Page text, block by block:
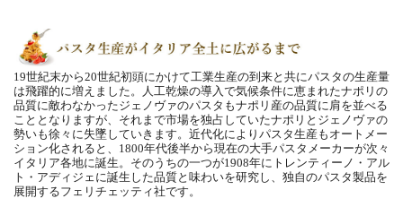
19世紀末から20世紀初頭にかけて工業生産の到来と共にパスタの生産量
は飛躍的に増えました。人工乾燥の導入で気候条件に恵まれたナポリの
品質に敵わなかったジェノヴァのパスタもナポリ産の品質に肩を並べる
こととなりますが、それまで市場を独占していたナポリとジェノヴァの
勢いも徐々に失墜していきます。近代化によりパスタ生産もオートメー
ション化されると、1800年代後半から現在の大手パスタメーカーが次々
イタリア各地に誕生。そのうちの一つが1908年にトレンティーノ・アル
ト・アディジェに誕生した品質と味わいを研究し、独自のパスタ製品を
展開するフェリチェッティ社です。